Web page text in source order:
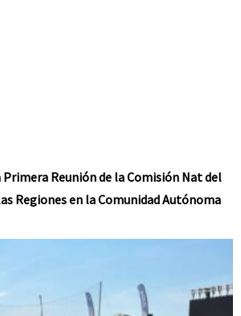
Reunión de la Comisión Nat del
Regiones en la Comunidad Autónoma